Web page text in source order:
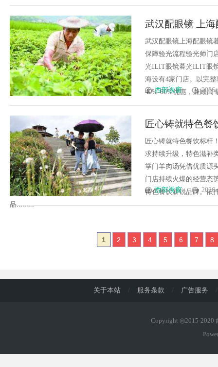
武汉配眼镜 上
武汉配眼镜上海配眼镜
保障验光流程验光师门
光ILIT眼镜暮光ILIT眼
海设有4家门店。以完
40%-60%优惠，兼顾高
西部视窗
匠心铸就特色餐
场
匠心铸就特色餐饮标杆
求持续升级，特色滋补
掌门羊肉汤凭借优质源
门店持续火爆的经营态
特色餐饮新锐品牌。依
品.........
西部视窗
1 2 3 4 5 6 7 8
关于本站 / 服务条款 / 广告服务 /
Copyright ◎2015-2020